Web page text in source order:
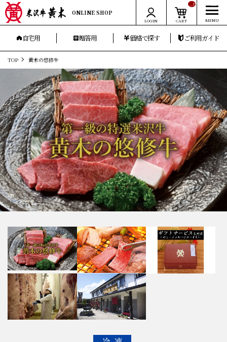
ONLINE SHOP
LOGIN CART
__ITM_CNT__
自宅用 贈答用 価格で探す ご利用ガイド
TOP 黄木の悠修牛